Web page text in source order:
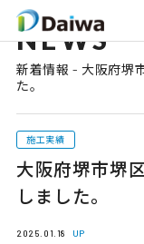
NEWS
新着情報 - 大阪府堺
た。
施工実績
大阪府堺市堺
しました。
2025.01.18 UP